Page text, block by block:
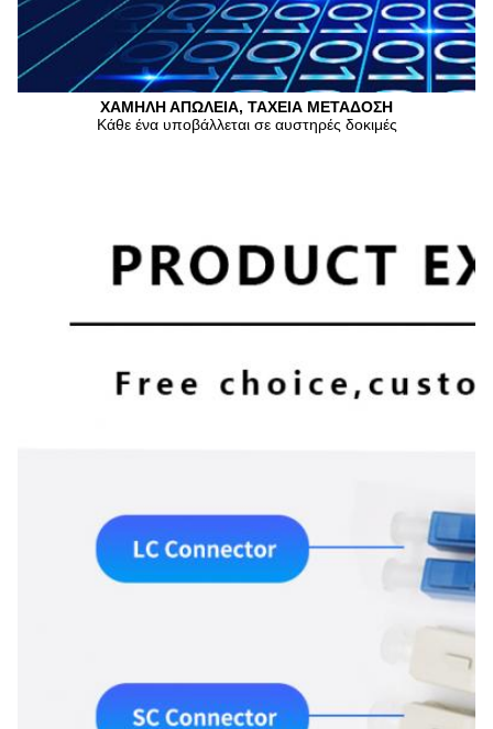
ΧΑΜΗΛΗ ΑΠΩΛΕΙΑ, ΤΑΧΕΙΑ ΜΕΤΑΔΟΣΗ
Κάθε ένα υποβάλλεται σε αυστηρές δοκιμές